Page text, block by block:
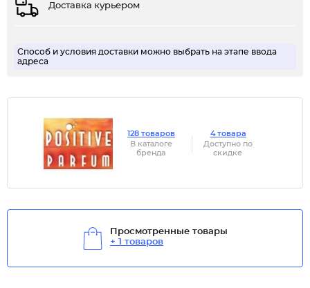
Доставка курьером
Способ и условия доставки можно выбрать на этапе ввода
адреса
128 товаров
В каталоге
бренда
4 товара
Доступно по
скидке
Просмотренные товары
+ 1 товаров